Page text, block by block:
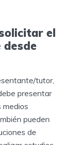
el
tutor,
presentar
medios
pueden
de